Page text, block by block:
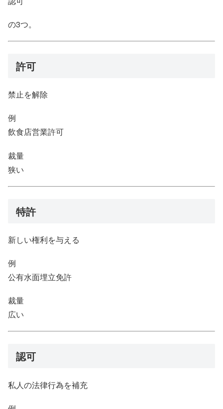
の3つ。
許可
禁止を解除
例
飲食店営業許可
裁量
狭い
特許
新しい権利を与える
例
公有水面埋立免許
裁量
広い
認可
私人の法律行為を補充